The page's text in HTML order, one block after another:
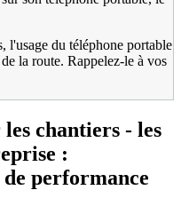
l'usage du téléphone portable
la route. Rappelez-le à vos
chantiers - les
:
performance